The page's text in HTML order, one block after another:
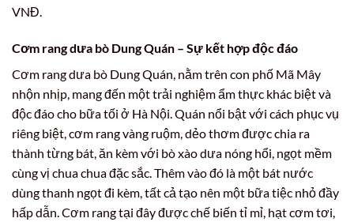
VNĐ.
Cơm rang dưa bò Dung Quán – Sự kết hợp độc đáo
Cơm rang dưa bò Dung Quán, nằm trên con phố Mã Mây
nhộn nhịp, mang đến một trải nghiệm ẩm thực khác biệt và
độc đáo cho bữa tối ở Hà Nội. Quán nổi bật với cách phục vụ
riêng biệt, cơm rang vàng ruộm, dẻo thơm được chia ra
thành từng bát, ăn kèm với bò xào dưa nóng hổi, ngọt mềm
cùng vị chua chua đặc sắc. Thêm vào đó là một bát nước
dùng thanh ngọt đi kèm, tất cả tạo nên một bữa tiệc nhỏ đầy
hấp dẫn. Cơm rang tại đây được chế biến tỉ mỉ, hạt cơm tơi,